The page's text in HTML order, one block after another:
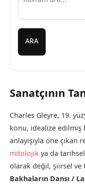
ARA
Sanatçının
Charles Gleyre, 19.
konu, idealize
anlayışıyla öne çıkan
mitolojik ya da
olarak değil, şiirsel
Bakhaların Dansı /